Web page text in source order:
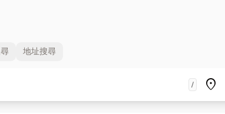
地址搜尋
/ place
地區